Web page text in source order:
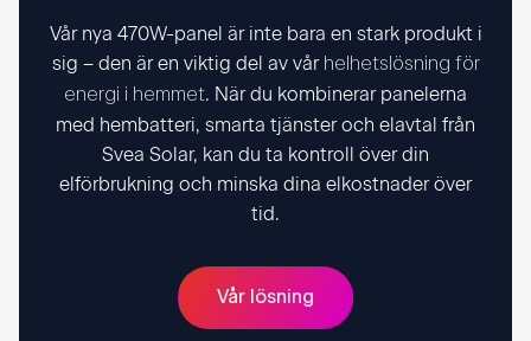
Vår nya 470W-panel är inte bara en stark produkt i
sig – den är en viktig del av vår helhetslösning för
energi i hemmet. När du kombinerar panelerna
med hembatteri, smarta tjänster och elavtal från
Svea Solar, kan du ta kontroll över din
elförbrukning och minska dina elkostnader över
tid.
Vår lösning